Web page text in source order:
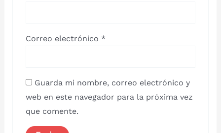
Correo electrónico *
Guarda mi nombre, correo electrónico y
web en este navegador para la próxima vez
que comente.